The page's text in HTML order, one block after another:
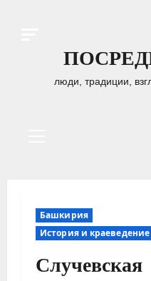
люди, традиции,
Башкирия
История и краеведение
Случевская